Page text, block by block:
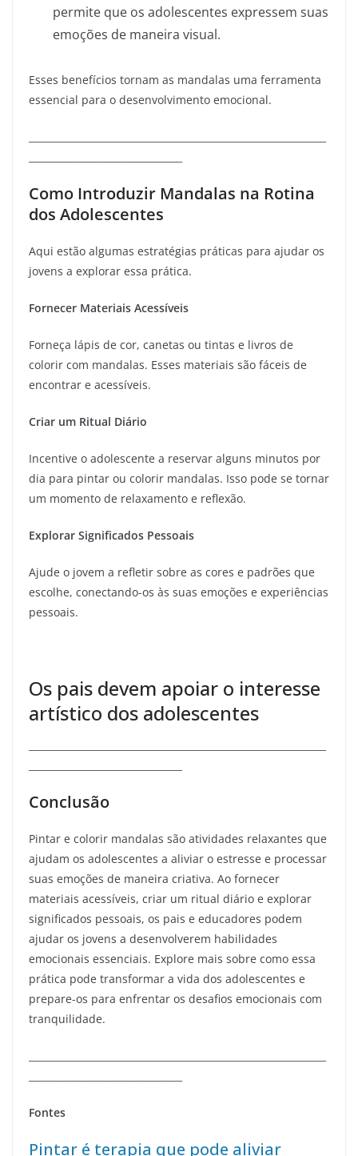
permite que os adolescentes expressem suas
emoções de maneira visual.
Esses benefícios tornam as mandalas uma ferramenta
essencial para o desenvolvimento emocional.
Como Introduzir Mandalas na Rotina
dos Adolescentes
Aqui estão algumas estratégias práticas para ajudar os
jovens a explorar essa prática.
Fornecer Materiais Acessíveis
Forneça lápis de cor, canetas ou tintas e livros de
colorir com mandalas. Esses materiais são fáceis de
encontrar e acessíveis.
Criar um Ritual Diário
Incentive o adolescente a reservar alguns minutos por
dia para pintar ou colorir mandalas. Isso pode se tornar
um momento de relaxamento e reflexão.
Explorar Significados Pessoais
Ajude o jovem a refletir sobre as cores e padrões que
escolhe, conectando-os às suas emoções e experiências
pessoais.
Os pais devem apoiar o interesse
artístico dos adolescentes
Conclusão
Pintar e colorir mandalas são atividades relaxantes que
ajudam os adolescentes a aliviar o estresse e processar
suas emoções de maneira criativa. Ao fornecer
materiais acessíveis, criar um ritual diário e explorar
significados pessoais, os pais e educadores podem
ajudar os jovens a desenvolverem habilidades
emocionais essenciais. Explore mais sobre como essa
prática pode transformar a vida dos adolescentes e
prepare-os para enfrentar os desafios emocionais com
tranquilidade.
Fontes
Pintar é terapia que pode aliviar